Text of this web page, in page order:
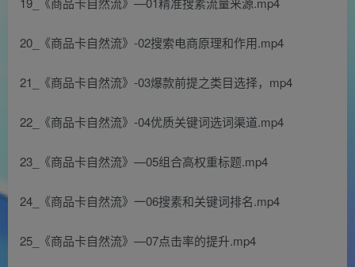
20_《商品卡自然流》-02搜索电商原理和作用.mp4
21_《商品卡自然流》-03爆款前提之类目选择，mp4
22_《商品卡自然流》-04优质关键词选词渠道.mp4
23_《商品卡自然流》—05组合高权重标题.mp4
24_《商品卡自然流》一06搜素和关键词排名.mp4
25_《商品卡自然流》—07点击率的提升.mp4